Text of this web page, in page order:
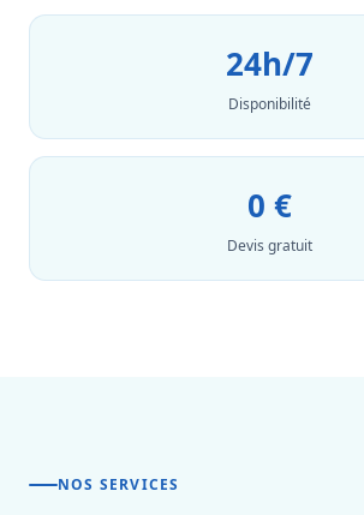
24h/7
Disponibilité
0 €
Devis gratuit
NOS SERVICES